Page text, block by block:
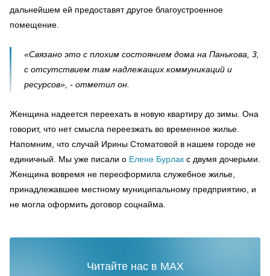
дальнейшем ей предоставят другое благоустроенное
помещение.
«Связано это с плохим состоянием дома на Панькова, 3,
с отсутствием там надлежащих коммуникаций и
ресурсов», - отметил он.
Женщина надеется переехать в новую квартиру до зимы. Она
говорит, что нет смысла переезжать во временное жилье.
Напомним, что случай Ирины Стоматовой в нашем городе не
единичный. Мы уже писали о Елене Бурлак с двумя дочерьми.
Женщина вовремя не переоформила служебное жилье,
принадлежавшее местному муниципальному предприятию, и
не могла оформить договор соцнайма.
Читайте нас в MAX